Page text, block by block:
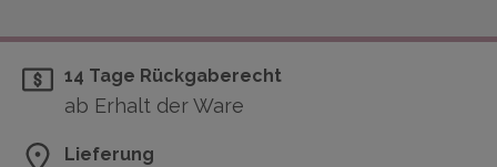
14 Tage Rückgaberecht
ab Erhalt der Ware
Lieferung